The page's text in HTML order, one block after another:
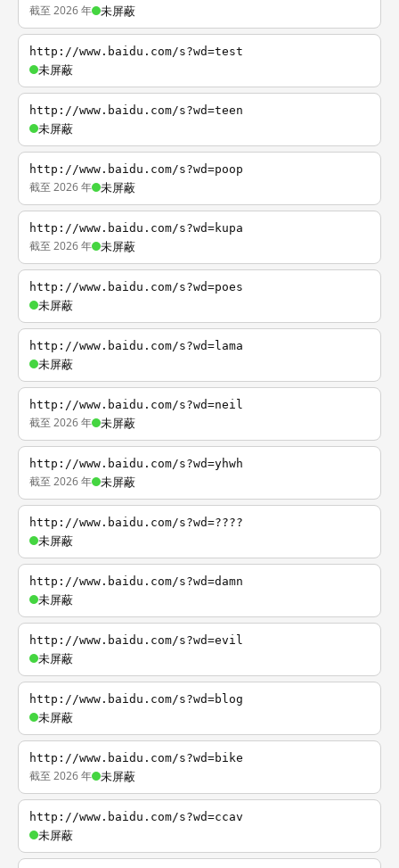
截至 2026 年 未屏蔽
http://www.baidu.com/s?wd=test
未屏蔽
http://www.baidu.com/s?wd=teen
未屏蔽
http://www.baidu.com/s?wd=poop
截至 2026 年 未屏蔽
http://www.baidu.com/s?wd=kupa
截至 2026 年 未屏蔽
http://www.baidu.com/s?wd=poes
未屏蔽
http://www.baidu.com/s?wd=lama
未屏蔽
http://www.baidu.com/s?wd=neil
截至 2026 年 未屏蔽
http://www.baidu.com/s?wd=yhwh
截至 2026 年 未屏蔽
http://www.baidu.com/s?wd=????
未屏蔽
http://www.baidu.com/s?wd=damn
未屏蔽
http://www.baidu.com/s?wd=evil
未屏蔽
http://www.baidu.com/s?wd=blog
未屏蔽
http://www.baidu.com/s?wd=bike
截至 2026 年 未屏蔽
http://www.baidu.com/s?wd=ccav
未屏蔽